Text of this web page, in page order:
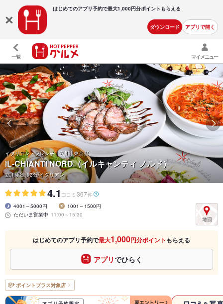
はじめてのアプリ予約で最大1,000円分ポイントもらえる
ダウンロード アプリで開く
一覧 マイメニュー
イタリアン・フレンチ | 立川 | 東京都
iL-CHIANTI NORD（イルキャンティ ノルド）
立川駅徒歩3分/イタリアン
4.1 口コミ 367件
4001～5000円
1001～1500円
ただいま営業中 11:00～15:30
はじめてのアプリ予約で最大1,000円分ポイント もらえる
アプリでひらく
ポイントプラス対象店